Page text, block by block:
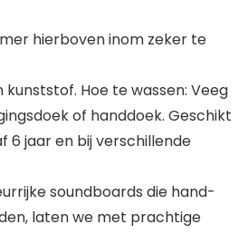
hierboven inom zeker te
Hoe te wassen: Veeg
of handdoek. Geschikt
6 jaar en bij verschillende
soundboards die hand-
laten we met prachtige